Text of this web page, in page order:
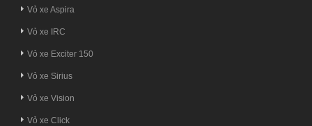
Vỏ xe Aspira
Vỏ xe IRC
Vỏ xe Exciter 150
Vỏ xe Sirius
Vỏ xe Vision
Vỏ xe Click